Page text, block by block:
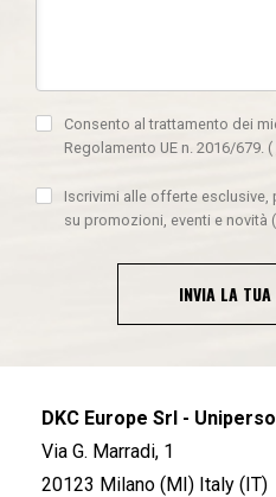
Consento al trattamento dei
Regolamento UE n. 2016/679. (
Iscrivimi alle offerte
su promozioni, eventi e novità (
INVIA LA
DKC Europe Srl -
Via G. Marradi, 1
20123 Milano (MI) Italy (IT)